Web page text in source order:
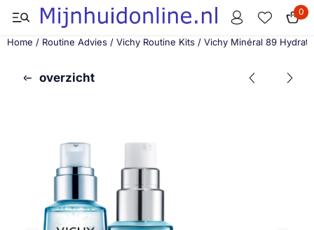
Cookievoorkeuren zijn momenteel gesloten. 0
Home / Routine Advies / Vichy Routine Kits / Vichy Minéral 89
overzicht